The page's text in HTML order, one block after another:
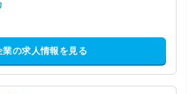
業の求人情報を見る